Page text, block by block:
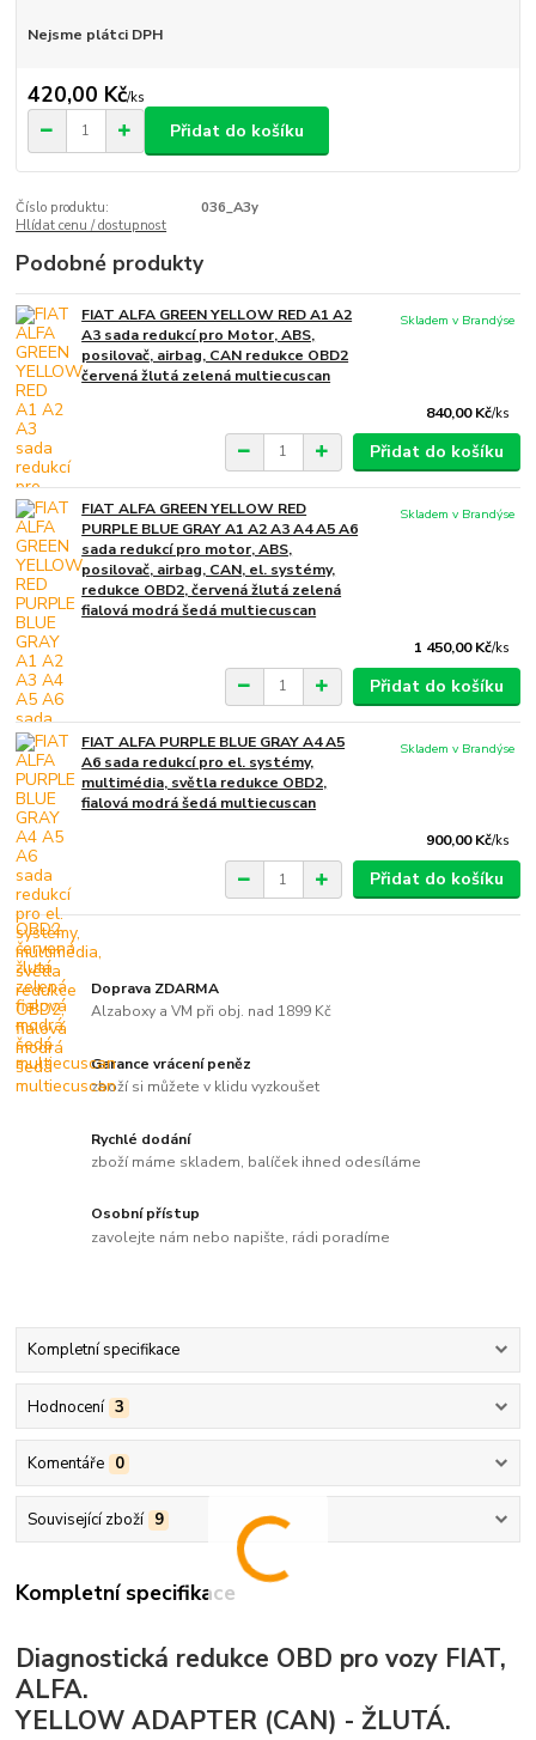
Nejsme plátci DPH
420,00 Kč/ks
Přidat do košíku
Číslo produktu:
036_A3y
Hlídat cenu / dostupnost
Podobné produkty
FIAT ALFA GREEN YELLOW RED A1 A2
A3 sada redukcí pro Motor, ABS,
posilovač, airbag, CAN redukce OBD2
červená žlutá zelená multiecuscan
840,00 Kč/ks
Skladem v Brandýse
Přidat do košíku
FIAT ALFA GREEN YELLOW RED
PURPLE BLUE GRAY A1 A2 A3 A4 A5 A6
sada redukcí pro motor, ABS,
posilovač, airbag, CAN, el. systémy,
redukce OBD2, červená žlutá zelená
fialová modrá šedá multiecuscan
1 450,00 Kč/ks
Skladem v Brandýse
Přidat do košíku
FIAT ALFA PURPLE BLUE GRAY A4 A5
A6 sada redukcí pro el. systémy,
multimédia, světla redukce OBD2,
fialová modrá šedá multiecuscan
900,00 Kč/ks
Skladem v Brandýse
Přidat do košíku
Doprava ZDARMA
Alzaboxy a VM při obj. nad 1899 Kč
Garance vrácení peněz
zboží si můžete v klidu vyzkoušet
Rychlé dodání
zboží máme skladem, balíček ihned odesíláme
Osobní přístup
zavolejte nám nebo napište, rádi poradíme
Kompletní specifikace
Hodnocení 3
Komentáře 0
Související zboží 9
Kompletní specifikace
Diagnostická redukce OBD pro vozy FIAT,
ALFA.
YELLOW ADAPTER (CAN) - ŽLUTÁ.